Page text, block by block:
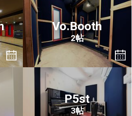
Vo.Booth
2帖
P5st
3帖